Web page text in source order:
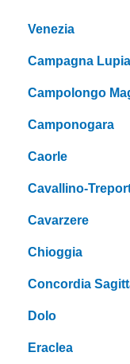
Venezia
Campagna Lupia
Campolongo
Camponogara
Caorle
Cavallino-
Cavarzere
Chioggia
Concordia
Dolo
Eraclea